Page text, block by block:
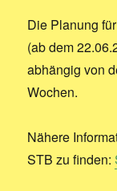
Die Planung
(ab dem
abhängig von
Wochen.
Nähere
STB zu finden: